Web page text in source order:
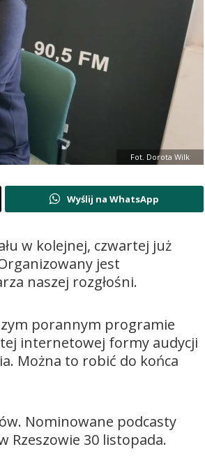
Fot. Dorota Wilk
Wyślij na WhatsApp
w kolejnej, czwartej już
jest
naszej rozgłośni.
porannym programie
internetowej formy audycji
Można to robić do końca
Nominowane podcasty
Rzeszowie 30 listopada.